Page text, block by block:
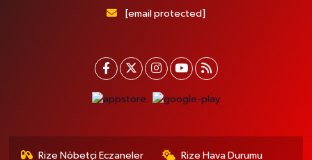
[email protected]
Rize Nöbetçi Eczaneler Rize Hava Durumu